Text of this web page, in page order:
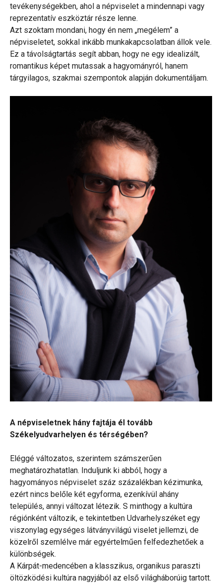
tevékenységekben, ahol a népviselet a mindennapi vagy
reprezentatív eszköztár része lenne.
Azt szoktam mondani, hogy én nem „megélem” a
népviseletet, sokkal inkább munkakapcsolatban állok vele.
Ez a távolságtartás segít abban, hogy ne egy idealizált,
romantikus képet mutassak a hagyományról, hanem
tárgyilagos, szakmai szempontok alapján dokumentáljam.
A népviseletnek hány fajtája él tovább
Székelyudvarhelyen és térségében?
Eléggé változatos, szerintem számszerűen
meghatározhatatlan. Induljunk ki abból, hogy a
hagyományos népviselet száz százalékban kézimunka,
ezért nincs belőle két egyforma, ezenkívül ahány
település, annyi változat létezik. S minthogy a kultúra
régiónként változik, e tekintetben Udvarhelyszéket egy
viszonylag egységes látványvilágú viselet jellemzi, de
közelről szemlélve már egyértelműen felfedezhetőek a
különbségek.
A Kárpát-medencében a klasszikus, organikus paraszti
öltözködési kultúra nagyjából az első világháborúig tartott.